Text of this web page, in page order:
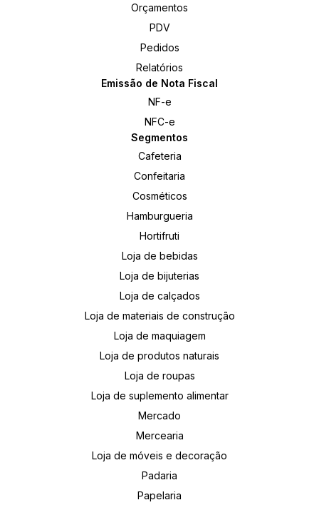
Orçamentos
PDV
Pedidos
Relatórios
Emissão de Nota Fiscal
NF-e
NFC-e
Segmentos
Cafeteria
Confeitaria
Cosméticos
Hamburgueria
Hortifruti
Loja de bebidas
Loja de bijuterias
Loja de calçados
Loja de materiais de construção
Loja de maquiagem
Loja de produtos naturais
Loja de roupas
Loja de suplemento alimentar
Mercado
Mercearia
Loja de móveis e decoração
Padaria
Papelaria